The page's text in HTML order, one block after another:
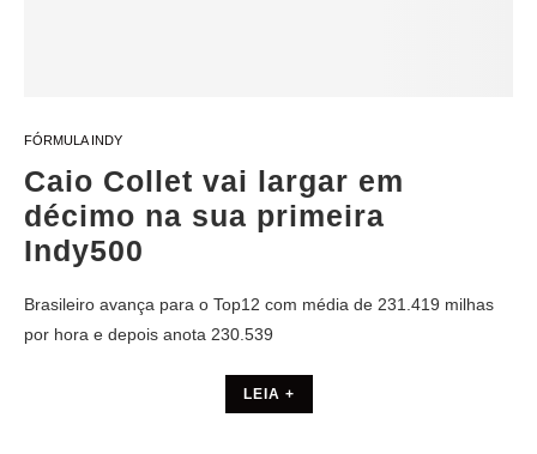
FÓRMULA INDY
Caio Collet vai largar em
décimo na sua primeira
Indy500
Brasileiro avança para o Top12 com média de 231.419 milhas
por hora e depois anota 230.539
LEIA +